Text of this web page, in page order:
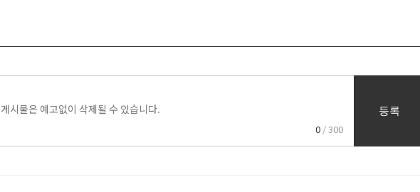
0 / 300
등록